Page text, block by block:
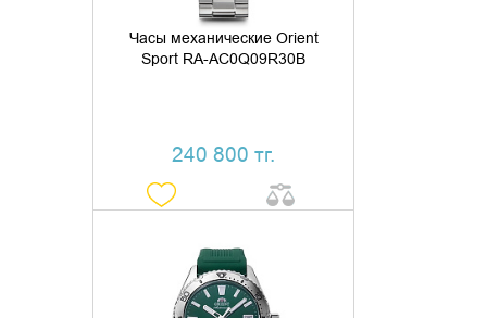
Часы механические Orient
Sport RA-AC0Q09R30B
240 800 тг.
ДОБАВИТЬ В КОРЗИНУ